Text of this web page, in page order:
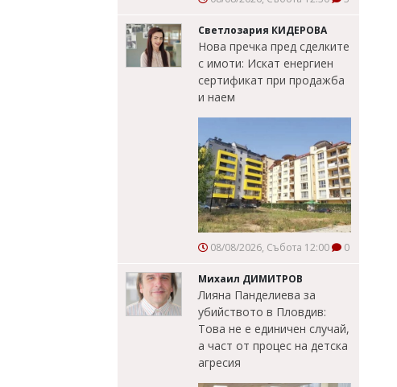
Светлозария КИДЕРОВА
Нова пречка пред сделките
с имоти: Искат енергиен
сертификат при продажба
и наем
08/08/2026, Събота 12:00 0
Михаил ДИМИТРОВ
Лияна Панделиева за
убийството в Пловдив:
Това не е единичен случай,
а част от процес на детска
агресия